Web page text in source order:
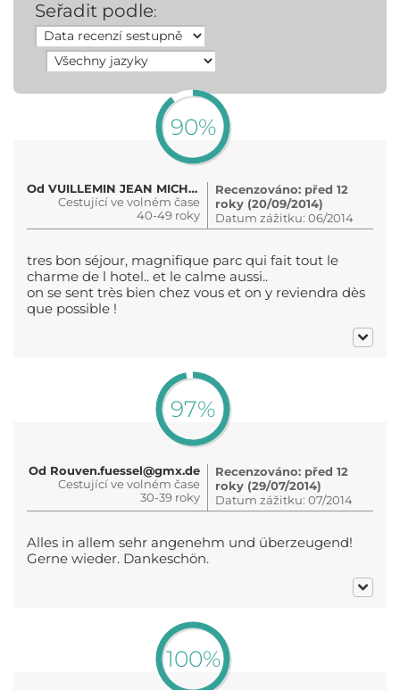
Seřadit podle:
90%
Od VUILLEMIN JEAN MICHEL ET VIRGI..
Cestující ve volném čase
40-49 roky
Recenzováno: před 12
roky (20/09/2014)
Datum zážitku: 06/2014
tres bon séjour, magnifique parc qui fait tout le
charme de l hotel.. et le calme aussi..
on se sent très bien chez vous et on y reviendra dès
que possible !
97%
Od Rouven.fuessel@gmx.de
Cestující ve volném čase
30-39 roky
Recenzováno: před 12
roky (29/07/2014)
Datum zážitku: 07/2014
Alles in allem sehr angenehm und überzeugend!
Gerne wieder. Dankeschön.
100%